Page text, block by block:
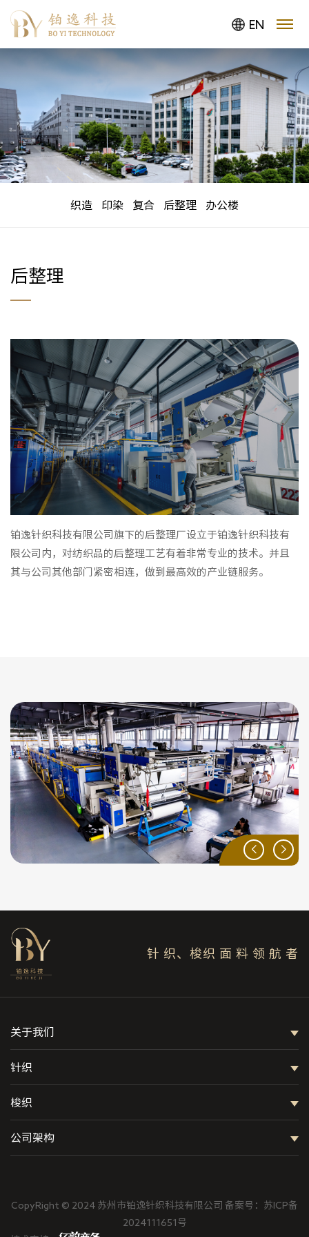
EN
织造 印染 复合 后整理 办公楼
后整理
铂逸针织科技有限公司旗下的后整理厂设立于铂逸针织科技有
限公司内，对纺织品的后整理工艺有着非常专业的技术。并且
其与公司其他部门紧密相连，做到最高效的产业链服务。
针 织、梭织 面 料 领 航 者
关于我们
针织
梭织
公司架构
CopyRight © 2024 苏州市铂逸针织科技有限公司 备案号：苏ICP备
2024111651号